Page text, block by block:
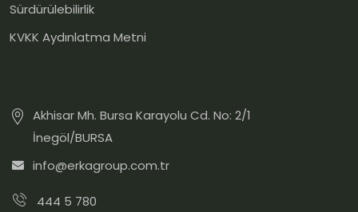
Sürdürülebilirlik
KVKK Aydınlatma Metni
Akhisar Mh. Bursa Karayolu Cd. No: 2/1
İnegöl/BURSA
info@erkagroup.com.tr
444 5 780